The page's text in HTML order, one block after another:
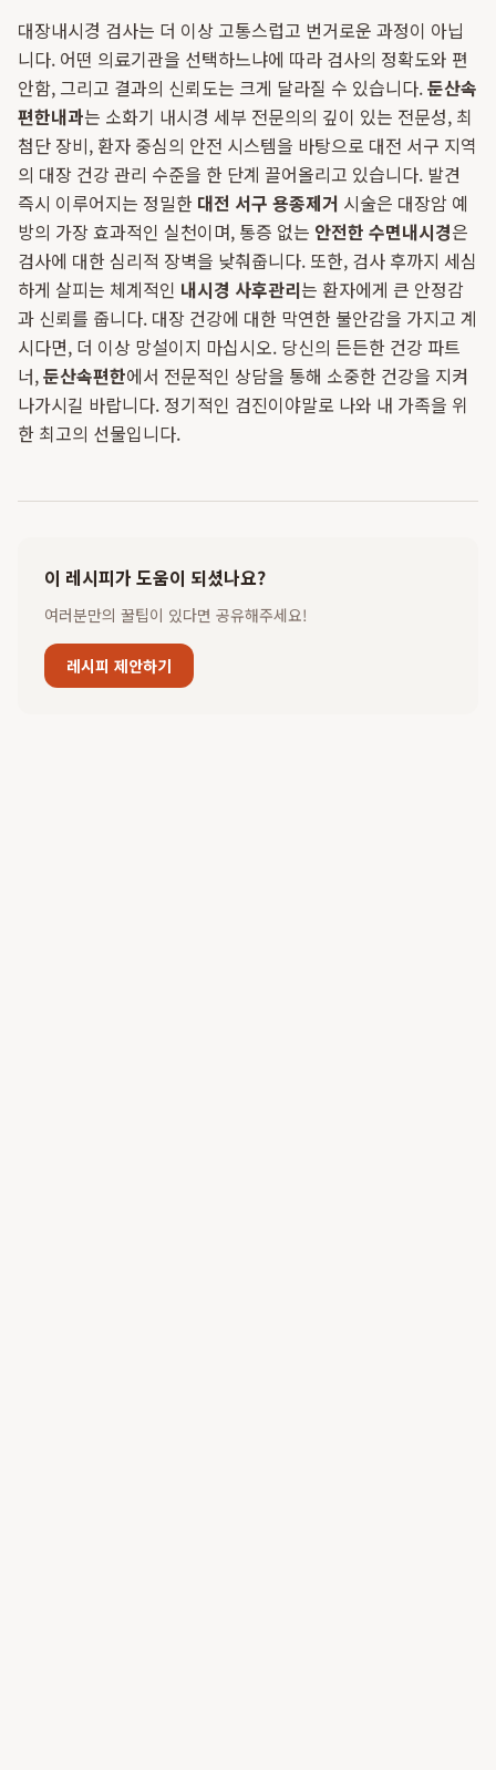
대장내시경 검사는 더 이상 고통스럽고 번거로운 과정이 아닙
니다. 어떤 의료기관을 선택하느냐에 따라 검사의 정확도와 편
안함, 그리고 결과의 신뢰도는 크게 달라질 수 있습니다.둔산속
편한내과는 소화기 내시경 세부 전문의의 깊이 있는 전문성, 최
첨단 장비, 환자 중심의 안전 시스템을 바탕으로 대전 서구 지역
의 대장 건강 관리 수준을 한 단계 끌어올리고 있습니다. 발견
즉시 이루어지는 정밀한 대전 서구 용종제거 시술은 대장암 예
방의 가장 효과적인 실천이며, 통증 없는 안전한 수면내시경은
검사에 대한 심리적 장벽을 낮춰줍니다. 또한, 검사 후까지 세심
하게 살피는 체계적인 내시경 사후관리는 환자에게 큰 안정감
과 신뢰를 줍니다. 대장 건강에 대한 막연한 불안감을 가지고 계
시다면, 더 이상 망설이지 마십시오. 당신의 든든한 건강 파트
너,둔산속편한에서 전문적인 상담을 통해 소중한 건강을 지켜
나가시길 바랍니다. 정기적인 검진이야말로 나와 내 가족을 위
한 최고의 선물입니다.
이 레시피가 도움이 되셨나요?
여러분만의 꿀팁이 있다면 공유해주세요!
레시피 제안하기